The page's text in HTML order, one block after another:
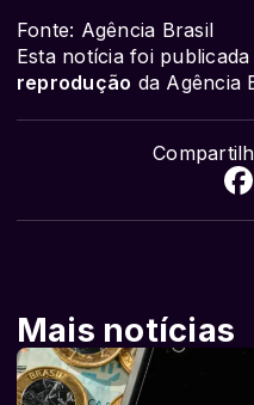
Fonte: Agência Brasil
Esta notícia foi
reprodução da Agência
Mais notícias